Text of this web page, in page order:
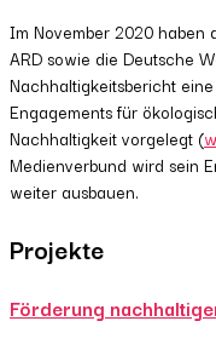
Im November 2020 haben
ARD sowie die Deutsche
Nachhaltigkeitsbericht
Engagements für
Nachhaltigkeit vorgelegt (
Medienverbund wird sein
weiter ausbauen.
Projekte
Förderung